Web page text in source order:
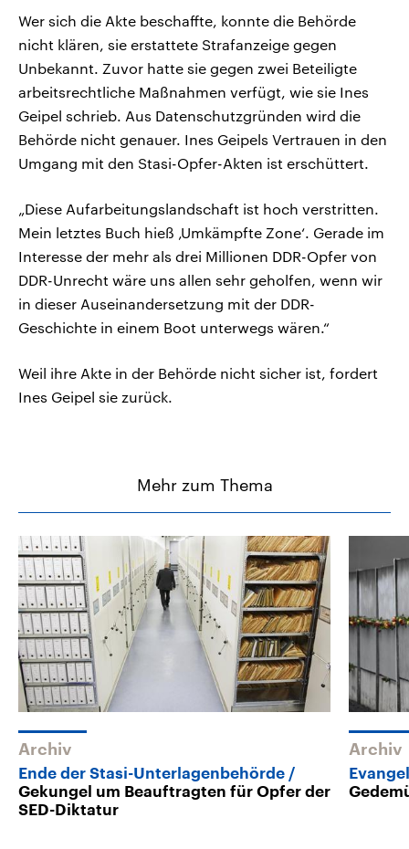
Wer sich die Akte beschaffte, konnte die Behörde
nicht klären, sie erstattete Strafanzeige gegen
Unbekannt. Zuvor hatte sie gegen zwei Beteiligte
arbeitsrechtliche Maßnahmen verfügt, wie sie Ines
Geipel schrieb. Aus Datenschutzgründen wird die
Behörde nicht genauer. Ines Geipels Vertrauen in den
Umgang mit den Stasi-Opfer-Akten ist erschüttert.
„Diese Aufarbeitungslandschaft ist hoch verstritten.
Mein letztes Buch hieß ‚Umkämpfte Zone‘. Gerade im
Interesse der mehr als drei Millionen DDR-Opfer von
DDR-Unrecht wäre uns allen sehr geholfen, wenn wir
in dieser Auseinandersetzung mit der DDR-
Geschichte in einem Boot unterwegs wären.“
Weil ihre Akte in der Behörde nicht sicher ist, fordert
Ines Geipel sie zurück.
Mehr zum Thema
Archiv
Ende der Stasi-Unterlagenbehörde
Gekungel um Beauftragten für Opfer der
SED-Diktatur
Archiv